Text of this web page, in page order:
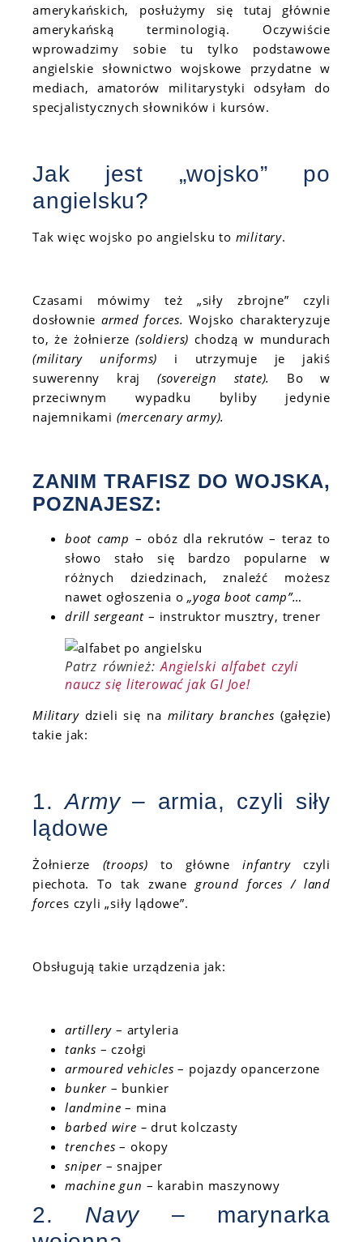
amerykańskich, posłużymy się tutaj głównie
amerykańską terminologią. Oczywiście
wprowadzimy sobie tu tylko podstawowe
angielskie słownictwo wojskowe przydatne w
mediach, amatorów militarystyki odsyłam do
specjalistycznych słowników i kursów.
Jak jest „wojsko” po
angielsku?
Tak więc wojsko po angielsku to military.
Czasami mówimy też „siły zbrojne” czyli
dosłownie armed forces. Wojsko charakteryzuje
to, że żołnierze(soldiers) chodzą w mundurach
(military uniforms) i utrzymuje je jakiś
suwerenny kraj (sovereign state).
Bo w
przeciwnym wypadku byliby jedynie
najemnikami (mercenary army).
ZANIM TRAFISZ DO WOJSKA,
POZNAJESZ:
boot camp – obóz dla rekrutów – teraz to
słowo stało się bardzo popularne w
różnych dziedzinach, znaleźć możesz
nawet ogłoszenia o„yoga boot camp”…
drill sergeant – instruktor musztry, trener
Patrz również:Angielski alfabet czyli
naucz się literować jak GI Joe!
Military dzieli się na military branches (gałęzie)
takie jak:
1.Army– armia, czyli siły
lądowe
Żołnierze (troops) to główneinfantry czyli
piechota. To tak zwane ground forces / land
forces czyli „siły lądowe”.
Obsługują takie urządzenia jak:
artillery – artyleria
tanks – czołgi
armoured vehicles – pojazdy opancerzone
bunker – bunkier
landmine– mina
barbed wire – drut kolczasty
trenches– okopy
sniper – snajper
machine gun – karabin maszynowy
2. Navy – marynarka